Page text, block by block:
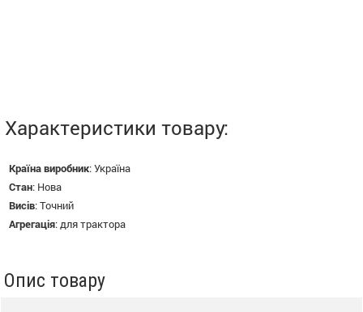
Характеристики товару:
Країна виробник:Україна
Стан: Нова
Висів:Точний
Агрегація: для трактора
Опис товару